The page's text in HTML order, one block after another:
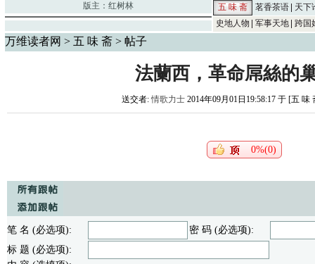
版主： 红树林 五 味 斋 茗香茶语
天下
史地人物
军事天地 跨国
万维读者网 > 五 味 斋 > 帖子
法蘭西，革命屌絲的
送交者:情歌力士2014年09月01日19:58:17 于 [五 味
0%(0)
笔 名 (必选项):
密 码 (必选项):
标 题 (必选项):